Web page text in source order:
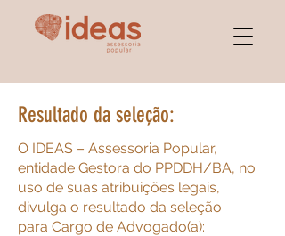
Resultado da seleção:
​O IDEAS – Assessoria Popular,
entidade Gestora do PPDDH/BA, no
uso de suas atribuições legais,
divulga o resultado da seleção
para Cargo de Advogado(a):